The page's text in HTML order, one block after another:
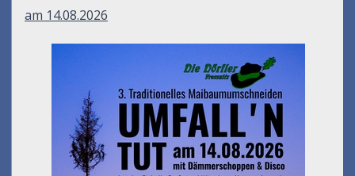
am 14.08.2026